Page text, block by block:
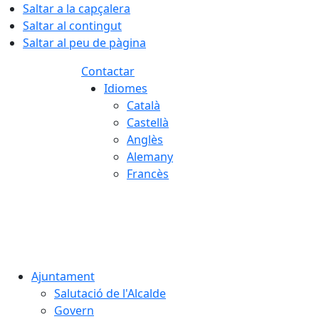
Saltar a la capçalera
Saltar al contingut
Saltar al peu de pàgina
Contactar
Idiomes
Català
Castellà
Anglès
Alemany
Francès
Ajuntament
Salutació de l'Alcalde
Govern